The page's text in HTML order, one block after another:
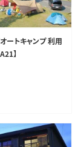
ートキャンプ 利用
】